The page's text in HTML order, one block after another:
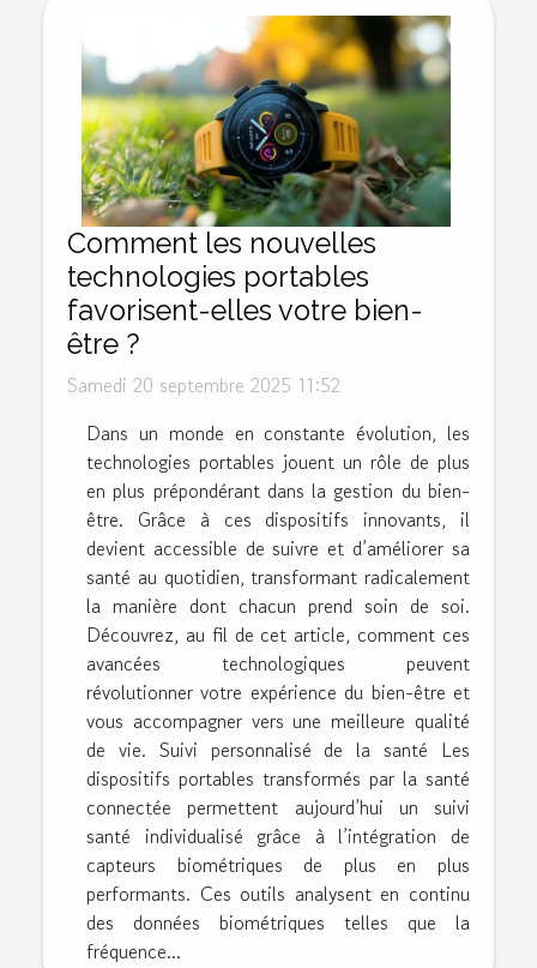
Comment les nouvelles
technologies portables
favorisent-elles votre bien-
être ?
Samedi 20 septembre 2025 11:52
Dans un monde en constante évolution, les
technologies portables jouent un rôle de plus
en plus prépondérant dans la gestion du bien-
être. Grâce à ces dispositifs innovants, il
devient accessible de suivre et d’améliorer sa
santé au quotidien, transformant radicalement
la manière dont chacun prend soin de soi.
Découvrez, au fil de cet article, comment ces
avancées technologiques peuvent
révolutionner votre expérience du bien-être et
vous accompagner vers une meilleure qualité
de vie. Suivi personnalisé de la santé Les
dispositifs portables transformés par la santé
connectée permettent aujourd’hui un suivi
santé individualisé grâce à l’intégration de
capteurs biométriques de plus en plus
performants. Ces outils analysent en continu
des données biométriques telles que la
fréquence...